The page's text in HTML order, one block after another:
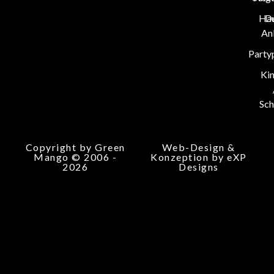
Copyright by Green
Mango © 2006 -
2026
Web-Design &
Konzeption by eXP
Designs